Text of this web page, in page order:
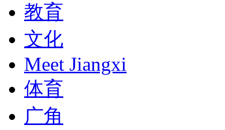
教育
文化
Meet Jiangxi
体育
广角